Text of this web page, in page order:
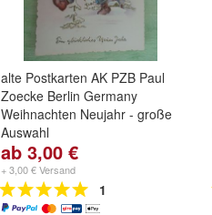
alte Postkarten AK PZB Paul
Zoecke Berlin Germany
Weihnachten Neujahr - große
Auswahl
Motiv: 1624- Schornsteinfeger
1625- signiert,
Weihnachtsstern, gelaufen
und+
ab 3,00 €
+ 3,00 € Versand
1